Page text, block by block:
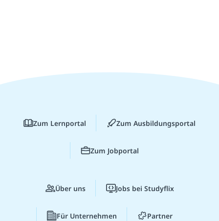
Zum Lernportal Zum Ausbildungsportal
Zum Jobportal
Über uns Jobs bei Studyflix
Für Unternehmen Partner